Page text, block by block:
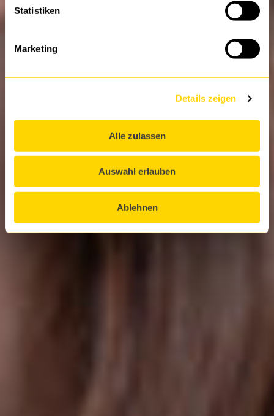
Statistiken
Marketing
Details zeigen
Alle zulassen
Auswahl erlauben
Ablehnen